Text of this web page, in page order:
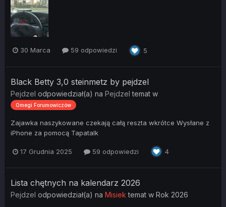
30 Marca 59 odpowiedzi 5
Black Betty 3,0 steinmetz by pejdzel
Pejdzel odpowiedział(a) na Pejdzel temat w
Omegi Forumowiczów
Zajawka naszykowane czekają całą reszta wkrótce Wysłane z
iPhone za pomocą Tapatalk
17 Grudnia 2025 59 odpowiedzi 4
Lista chętnych na kalendarz 2026
Pejdzel odpowiedział(a) na Misiek temat w Rok 2026